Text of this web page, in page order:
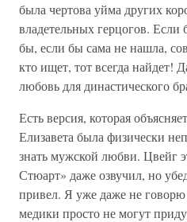
была чертова уйма других
владетельных герцогов. Если
бы, если бы сама не нашла,
кто ищет, тот всегда найдет!
любовь для династического
Есть версия, которая
Елизавета была физически
знать мужской любви. Цвейг
Стюарт» даже озвучил, но
привел. Я уже даже не
медики просто не могут